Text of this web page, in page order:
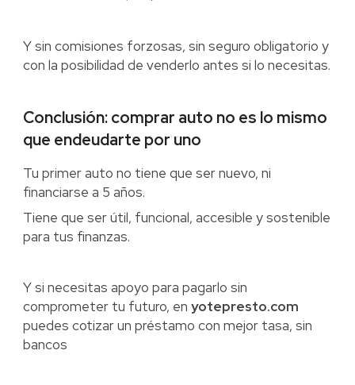
Y sin comisiones forzosas, sin seguro obligatorio y
con la posibilidad de venderlo antes si lo necesitas.
Conclusión: comprar auto no es lo mismo
que endeudarte por uno
Tu primer auto no tiene que ser nuevo, ni
financiarse a 5 años.
Tiene que ser útil, funcional, accesible y sostenible
para tus finanzas.
Y si necesitas apoyo para pagarlo sin
comprometer tu futuro, en yotepresto.com
puedes cotizar un préstamo con mejor tasa, sin
bancos